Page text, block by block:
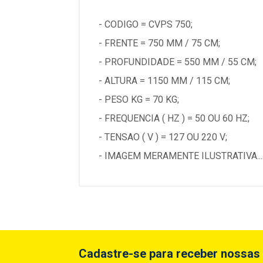
- CODIGO = CVPS 750;
- FRENTE = 750 MM / 75 CM;
- PROFUNDIDADE = 550 MM / 55 CM;
- ALTURA = 1150 MM / 115 CM;
- PESO KG = 70 KG;
- FREQUENCIA ( HZ ) = 50 OU 60 HZ;
- TENSAO ( V ) = 127 OU 220 V;
- IMAGEM MERAMENTE ILUSTRATIVA....
Cadastre-se para receber